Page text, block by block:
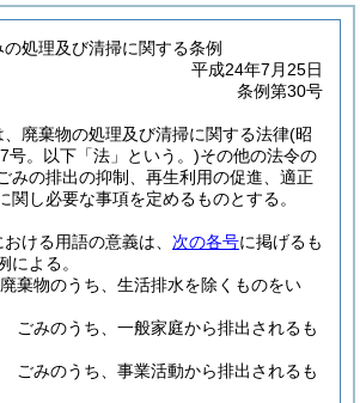
処理及び清掃に関する条例
平成24年7月25日
条例第30号
、廃棄物の処理及び清掃に関する法律(昭
号。以下「法」という。)その他の法令の
みの排出の抑制、再生利用の促進、適正
関し必要な事項を定めるものとする。
おける用語の意義は、 次の各号に掲げるも
による。
棄物のうち、生活排水を除くものをい
ごみのうち、一般家庭から排出されるも
ごみのうち、事業活動から排出されるも